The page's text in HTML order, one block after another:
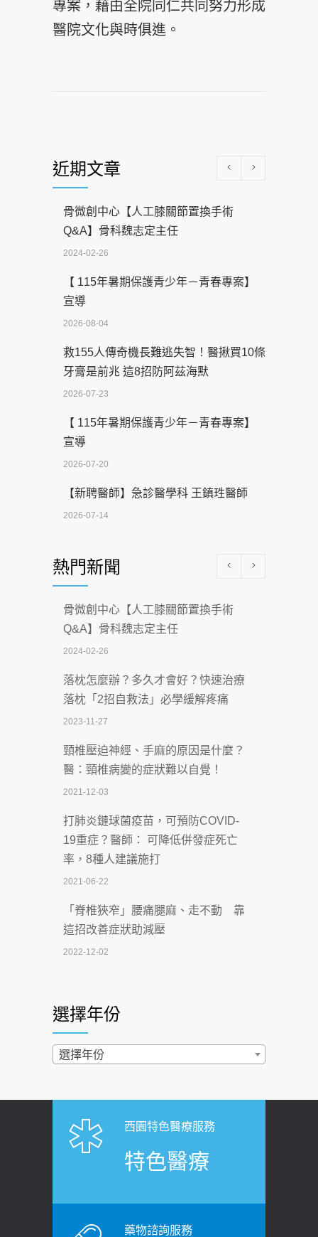
專案，藉由全院同仁共同努力形成
醫院文化與時俱進。
近期文章
骨微創中心【人工膝關節置換手術
Q&A】骨科魏志定主任
2024-02-26
【 115年暑期保護青少年－青春專案】
宣導
2026-08-04
救155人傳奇機長難逃失智！醫揪買10條
牙膏是前兆 這8招防阿茲海默
2026-07-23
【 115年暑期保護青少年－青春專案】
宣導
2026-07-20
【新聘醫師】急診醫學科 王鎮珄醫師
2026-07-14
科能量
2026-07-08
沒菸酒也瀕臨洗腎？65歲男靠「這習
慣」逆轉腎功能 醫揭3招救命
2026-07-08
體溫飆破41度！醫連收兩例中暑病例：
致死率達8成
2026-07-07
深耕萬華55年 西園醫院回顧發展歷程與
智慧 醫療布局
2026-07-06
【115年臺北市「防癌保衛戰：健康好禮
一手刮」】 宣導
2026-07-02
2026-07-02
4連霸議員黃秋澤癌逝！食道癌為何奪命
西園醫院55周年 7／10捐血公益活動 邀
民眾熱血響應
2026-06-30
健康肛門痛都是痔瘡?醫談瘍瘍瘻管與肛
裂差異 逾50歲民眾可做1事
原則避免血糖血壓飆高
熱門新聞
骨微創中心【人工膝關節置換手術
Q&A】骨科魏志定主任
2024-02-26
落枕怎麼辦？多久才會好？快速治療
落枕「2招自救法」必學緩解疼痛
2023-11-27
頸椎壓迫神經、手麻的原因是什麼？
醫：頸椎病變的症狀難以自覺！
2021-12-03
打肺炎鏈球菌疫苗，可預防COVID-
19重症？醫師： 可降低併發症死亡
率，8種人建議施打
2021-06-22
「脊椎狹窄」腰痛腿麻、走不動 靠
這招改善症狀助減壓
2022-12-02
2022-02-17
過量維生素D和鈣恐罹癌? 醫師釋
「落枕」不要大力按脖子！ 1招「伸
展運動」預防落枕
老後睡不好、夜間易跌倒
選擇年份
選擇年份
西園特色醫療服務
特色醫療
藥物諮詢服務